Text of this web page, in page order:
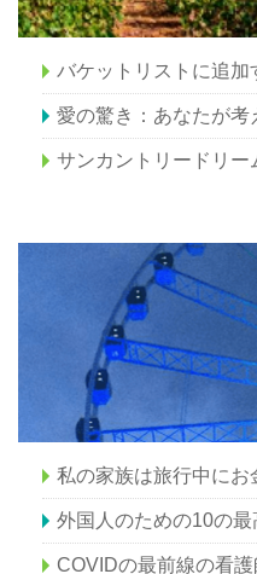
外国人のための10の最